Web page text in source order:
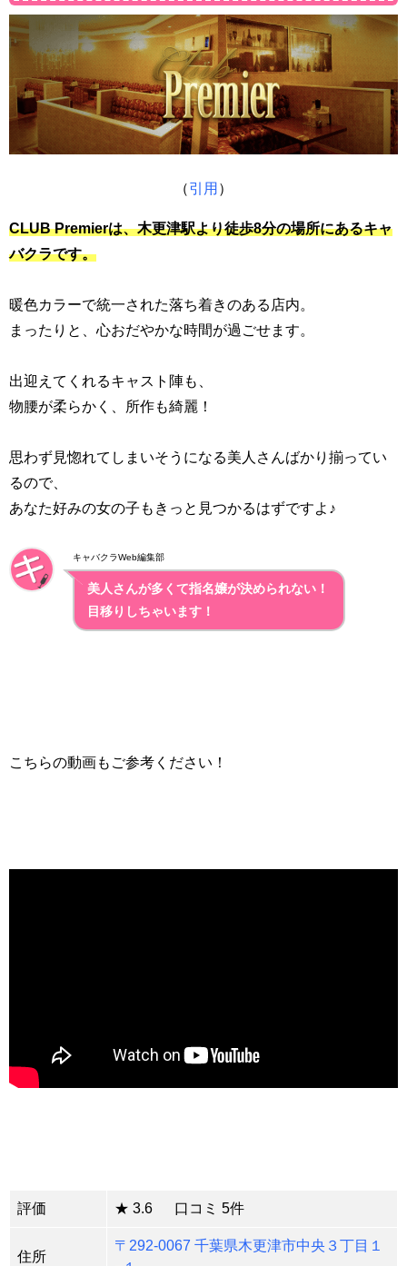
（引用 ）
CLUB Premierは、木更津駅より徒歩8分の場所にあるキャ
バクラです。
暖色カラーで統一された落ち着きのある店内。
まったりと、心おだやかな時間が過ごせます。
出迎えてくれるキャスト陣も、
物腰が柔らかく、所作も綺麗！
思わず見惚れてしまいそうになる美人さんばかり揃ってい
るので、
あなた好みの女の子もきっと見つかるはずですよ♪
キャバクラWeb編集部
美人さんが多くて指名嬢が決められない！
目移りしちゃいます！
こちらの動画もご参考ください！
評価 ★ 3.6 口コミ 5件
住所
〒292-0067 千葉県木更津市中央３丁目１